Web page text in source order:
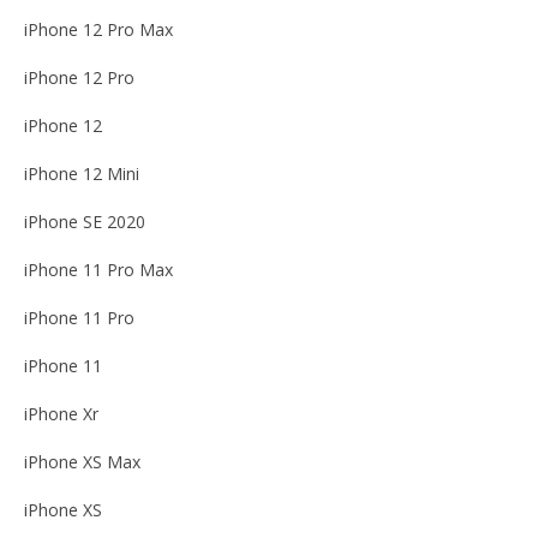
iPhone 12 Pro Max
iPhone 12 Pro
iPhone 12
iPhone 12 Mini
iPhone SE 2020
iPhone 11 Pro Max
iPhone 11 Pro
iPhone 11
iPhone Xr
iPhone XS Max
iPhone XS